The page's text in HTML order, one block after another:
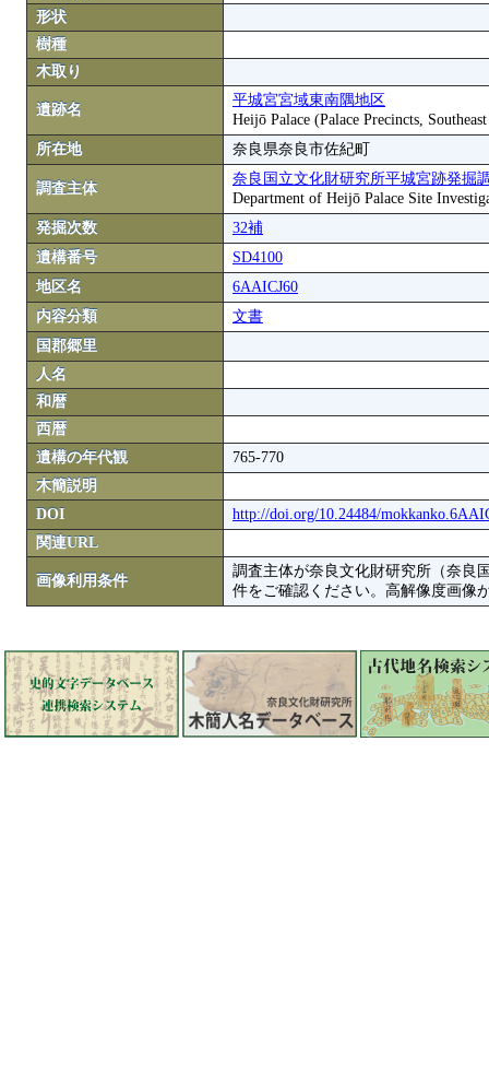
形状
樹種
木取り
遺跡名
平城宮宮域東南隅地区
Heijō Palace (Palace Precincts,
所在地
奈良県奈良市佐紀町
調査主体
奈良国立文化財研究所平城宮跡発掘
Department of Heijō Palace Site
発掘次数
32補
遺構番号
SD4100
地区名
6AAICJ60
内容分類
文書
国郡郷里
人名
和暦
西暦
遺構の年代観
765-770
木簡説明
DOI
http://doi.org/10.24484/
関連URL
画像利用条件
調査主体が奈良文化財研究所（奈良
件をご確認ください。高解像度画像